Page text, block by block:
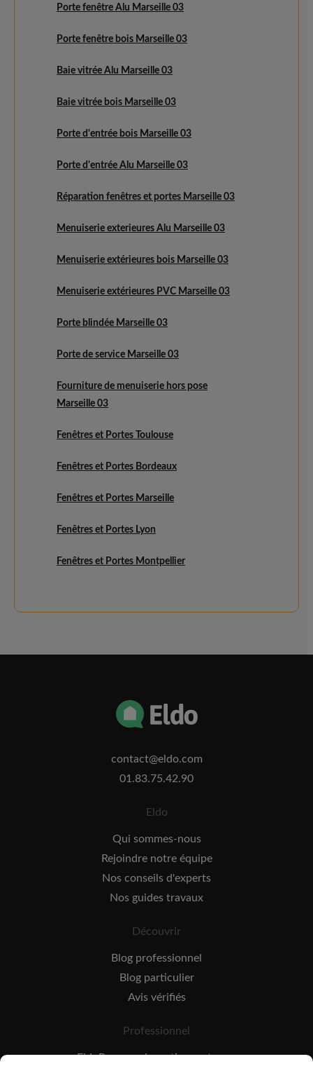
Porte fenêtre Alu Marseille 03
Porte fenêtre bois Marseille 03
Baie vitrée Alu Marseille 03
Baie vitrée bois Marseille 03
Porte d'entrée bois Marseille 03
Porte d'entrée Alu Marseille 03
Réparation fenêtres et portes Marseille 03
Menuiserie exterieures Alu Marseille 03
Menuiserie extérieures bois Marseille 03
Menuiserie extérieures PVC Marseille 03
Porte blindée Marseille 03
Porte de service Marseille 03
Fourniture de menuiserie hors pose
Marseille 03
Fenêtres et Portes Toulouse
Fenêtres et Portes Bordeaux
Fenêtres et Portes Marseille
Fenêtres et Portes Lyon
Fenêtres et Portes Montpellier
contact@eldo.com
01.83.75.42.90
Eldo
Qui sommes-nous
Rejoindre notre équipe
Nos conseils d'experts
Nos guides travaux
Découvrir
Blog professionnel
Blog particulier
Avis vérifiés
Professionnel
EldoPro pour les artisans et pros